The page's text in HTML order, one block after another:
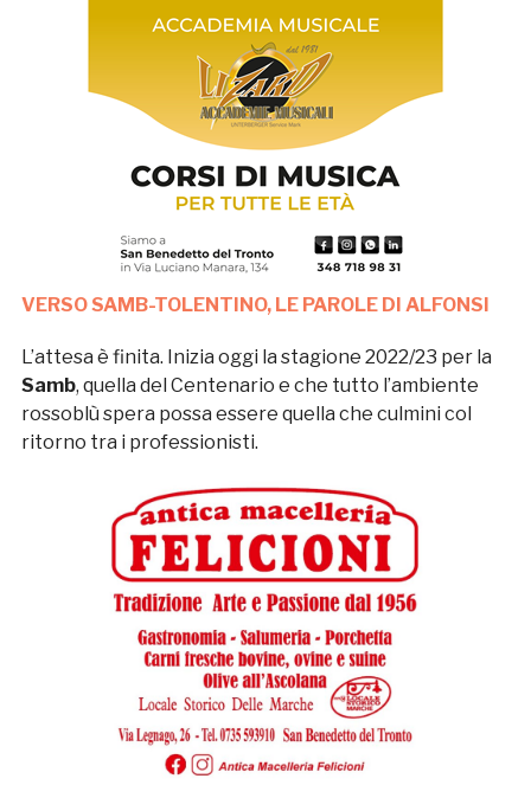
VERSO SAMB-TOLENTINO, LE PAROLE DI ALFONSI
L’attesa è finita. Inizia oggi la stagione 2022/23 per la
Samb, quella del Centenario e che tutto l’ambiente
rossoblù spera possa essere quella che culmini col
ritorno tra i professionisti.